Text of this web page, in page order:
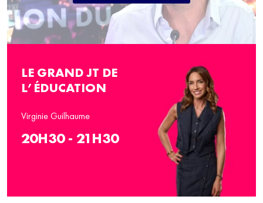
LE GRAND JT DE
L’ÉDUCATION
Virginie Guilhaume
20H30 - 21H30